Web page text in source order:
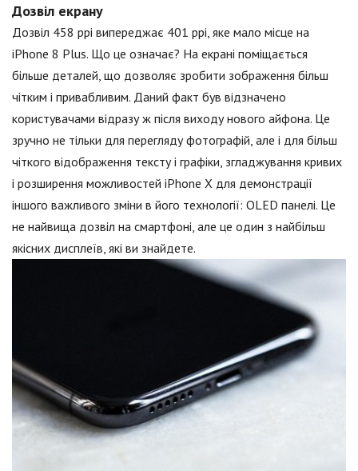
Дозвіл екрану
Дозвіл 458 ppi випереджає 401 ppi, яке мало місце на
iPhone 8 Plus. Що це означає? На екрані поміщається
більше деталей, що дозволяє зробити зображення більш
чітким і привабливим. Даний факт був відзначено
користувачами відразу ж після виходу нового айфона. Це
зручно не тільки для перегляду фотографій, але і для більш
чіткого відображення тексту і графіки, згладжування кривих
і розширення можливостей iPhone X для демонстрації
іншого важливого зміни в його технології: OLED панелі. Це
не найвища дозвіл на смартфоні, але це один з найбільш
якісних дисплеїв, які ви знайдете.